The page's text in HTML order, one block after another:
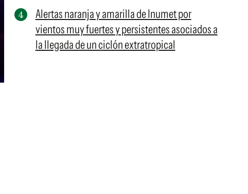
Alertas naranja y amarilla de Inumet por
vientos muy fuertes y persistentes asociados a
la llegada de un ciclón extratropical